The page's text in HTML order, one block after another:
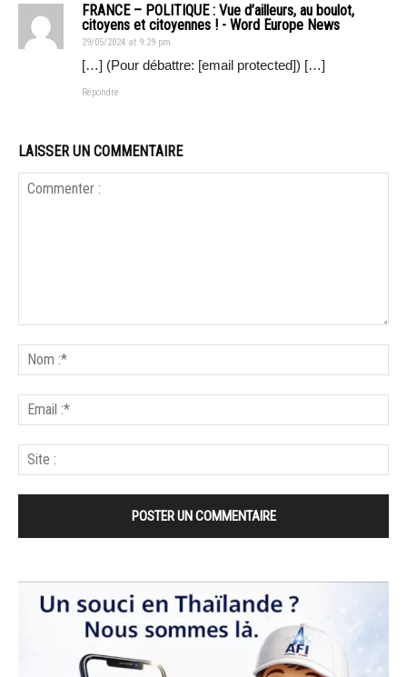
FRANCE – POLITIQUE : Vue d’ailleurs, au boulot,
citoyens et citoyennes ! - Word Europe News
29/05/2024 at 9:29 pm
[…] (Pour débattre: [email protected]) […]
Répondre
LAISSER UN COMMENTAIRE